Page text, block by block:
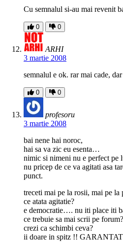
Cu semnalul si-au mai revenit
0 0
ARHI
3 martie 2008
semnalul e ok. rar mai cade,
0 0
profesoru
3 martie 2008
bai nene hai noroc,
hai sa va zic eu esenta…
nimic si nimeni nu e perfect pe
nu pricep de ce va agitati asa
punct.
treceti mai pe la rosii, mai pe
ce atata agitatie?
e democratie…. nu iti place iti
ce trebuie sa mai scrii pe forum?
crezi ca schimbi ceva?
ii doare in spitz !! GARANTAT